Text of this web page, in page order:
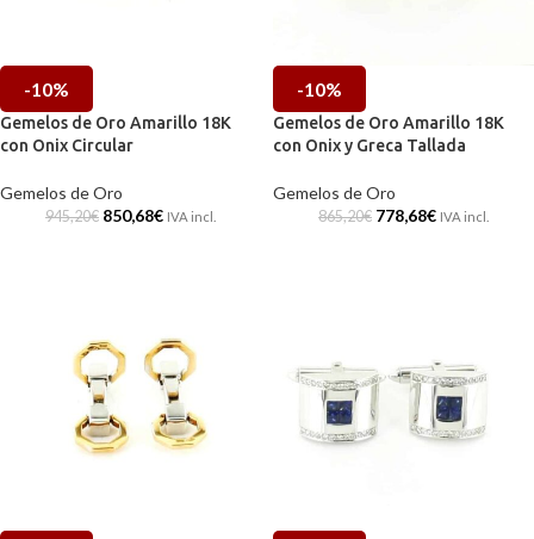
-10%
Gemelos de Oro Amarillo 18K
con Onix Circular
Gemelos de Oro
945,20€ 850,68€ IVA incl.
-10%
Gemelos de Oro Amarillo 18K
con Onix y Greca Tallada
Gemelos de Oro
865,20€ 778,68€ IVA incl.